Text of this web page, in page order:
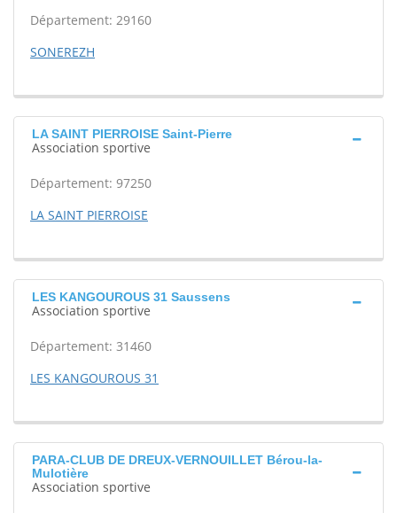
Département: 29160
SONEREZH
LA SAINT PIERROISE Saint-Pierre
Association sportive
Département: 97250
LA SAINT PIERROISE
LES KANGOUROUS 31 Saussens
Association sportive
Département: 31460
LES KANGOUROUS 31
PARA-CLUB DE DREUX-VERNOUILLET Bérou-la-
Mulotière
Association sportive